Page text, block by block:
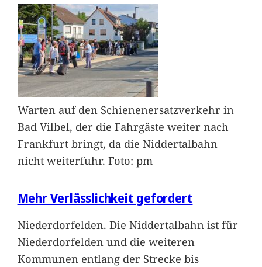
Warten auf den Schienenersatzverkehr in
Bad Vilbel, der die Fahrgäste weiter nach
Frankfurt bringt, da die Niddertalbahn
nicht weiterfuhr. Foto: pm
Mehr Verlässlichkeit gefordert
Niederdorfelden. Die Niddertalbahn ist für
Niederdorfelden und die weiteren
Kommunen entlang der Strecke bis